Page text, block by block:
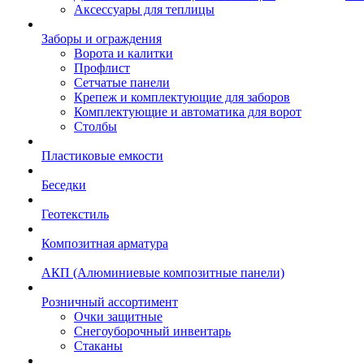
Аксессуары для теплицы
Заборы и ограждения
Ворота и калитки
Профлист
Сетчатые панели
Крепеж и комплектующие для заборов
Комплектующие и автоматика для ворот
Столбы
Пластиковые емкости
Беседки
Геотекстиль
Композитная арматура
АКП (Алюминиевые композитные панели)
Розничный ассортимент
Очки защитные
Снегоуборочный инвентарь
Стаканы